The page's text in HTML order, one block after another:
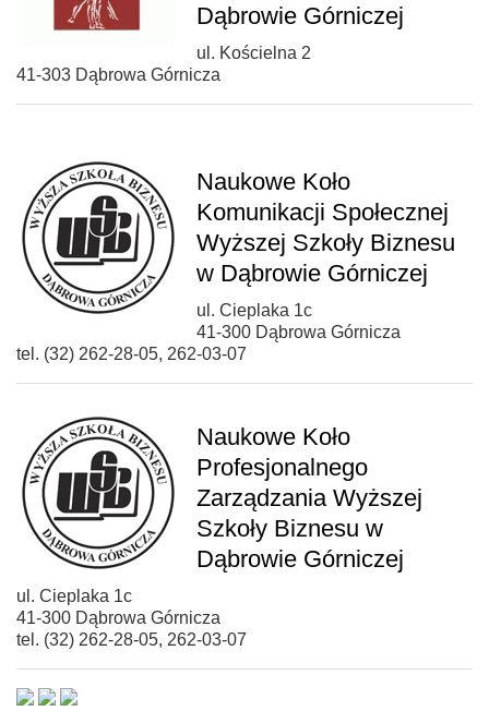
Dąbrowie Górniczej
ul. Kościelna 2
41-303 Dąbrowa Górnicza
Naukowe Koło
Komunikacji Społecznej
Wyższej Szkoły Biznesu
w Dąbrowie Górniczej
ul. Cieplaka 1c
41-300 Dąbrowa Górnicza
tel. (32) 262-28-05, 262-03-07
Naukowe Koło
Profesjonalnego
Zarządzania Wyższej
Szkoły Biznesu w
Dąbrowie Górniczej
ul. Cieplaka 1c
41-300 Dąbrowa Górnicza
tel. (32) 262-28-05, 262-03-07